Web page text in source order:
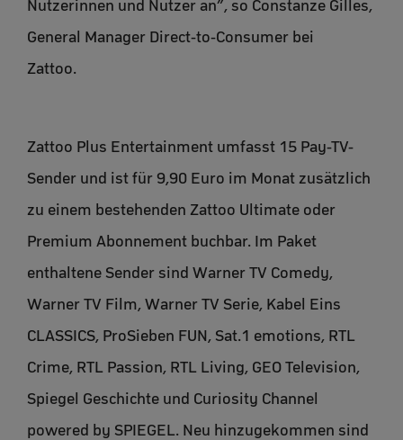
Nutzerinnen und Nutzer an”, so Constanze Gilles,
General Manager Direct-to-Consumer bei
Zattoo.
Zattoo Plus Entertainment umfasst 15 Pay-TV-
Sender und ist für 9,90 Euro im Monat zusätzlich
zu einem bestehenden Zattoo Ultimate oder
Premium Abonnement buchbar. Im Paket
enthaltene Sender sind Warner TV Comedy,
Warner TV Film, Warner TV Serie, Kabel Eins
CLASSICS, ProSieben FUN, Sat.1 emotions, RTL
Crime, RTL Passion, RTL Living, GEO Television,
Spiegel Geschichte und Curiosity Channel
powered by SPIEGEL. Neu hinzugekommen sind